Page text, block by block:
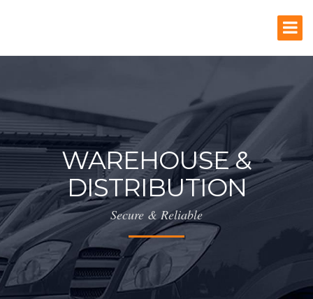
WAREHOUSE &
DISTRIBUTION
Secure & Reliable